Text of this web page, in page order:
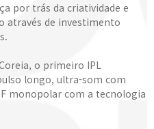
por trás da criatividade e
através de investimento
o primeiro IPL
longo, ultra-som com
monopolar com a tecnologia